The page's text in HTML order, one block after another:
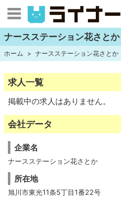
ナースステーション花さとか
ホーム ナースステーション花さとか
求人一覧
掲載中の求人はありません。
会社データ
企業名
ナースステーション花さとか
所在地
旭川市東光11条5丁目1番22号